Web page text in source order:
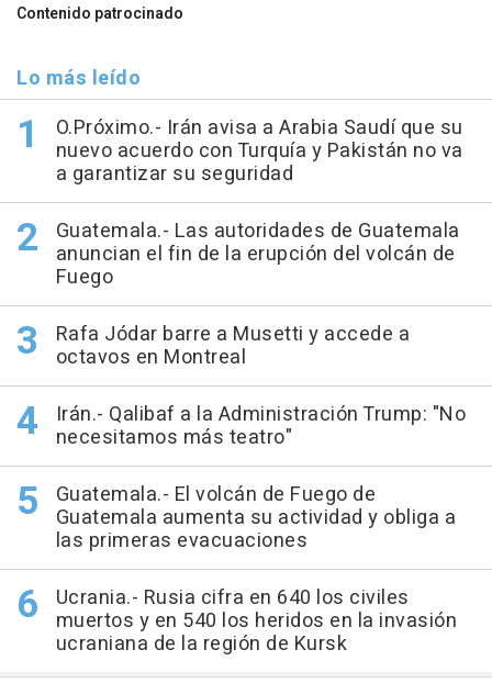
Contenido patrocinado
Lo más leído
O.Próximo.- Irán avisa a Arabia Saudí que su
nuevo acuerdo con Turquía y Pakistán no va
a garantizar su seguridad
Guatemala.- Las autoridades de Guatemala
anuncian el fin de la erupción del volcán de
Fuego
Rafa Jódar barre a Musetti y accede a
octavos en Montreal
Irán.- Qalibaf a la Administración Trump: "No
necesitamos más teatro"
Guatemala.- El volcán de Fuego de
Guatemala aumenta su actividad y obliga a
las primeras evacuaciones
Ucrania.- Rusia cifra en 640 los civiles
muertos y en 540 los heridos en la invasión
ucraniana de la región de Kursk